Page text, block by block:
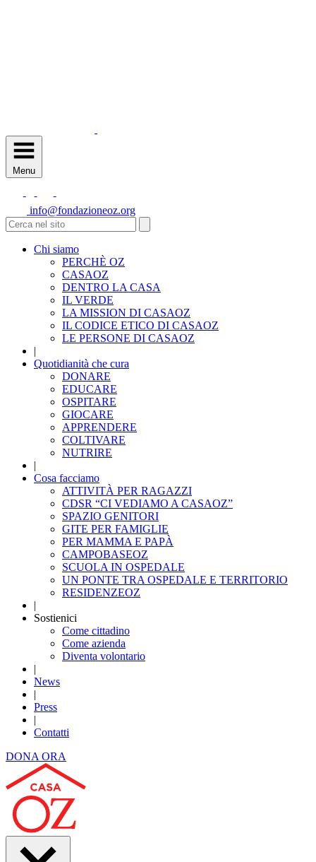
Menu
info@fondazioneoz.org
Chi siamo
PERCHÈ OZ
CASAOZ
DENTRO LA CASA
IL VERDE
LA MISSION DI CASAOZ
IL CODICE ETICO DI CASAOZ
LE PERSONE DI CASAOZ
|
Quotidianità che cura
DONARE
EDUCARE
OSPITARE
GIOCARE
APPRENDERE
COLTIVARE
NUTRIRE
|
Cosa facciamo
ATTIVITÀ PER RAGAZZI
CDSR “CI VEDIAMO A CASAOZ”
SPAZIO GENITORI
GITE PER FAMIGLIE
PER MAMMA E PAPÀ
CAMPOBASEOZ
SCUOLA IN OSPEDALE
UN PONTE TRA OSPEDALE E TERRITORIO
RESIDENZEOZ
|
Sostienici
Come cittadino
Come azienda
Diventa volontario
|
News
|
Press
|
Contatti
DONA ORA